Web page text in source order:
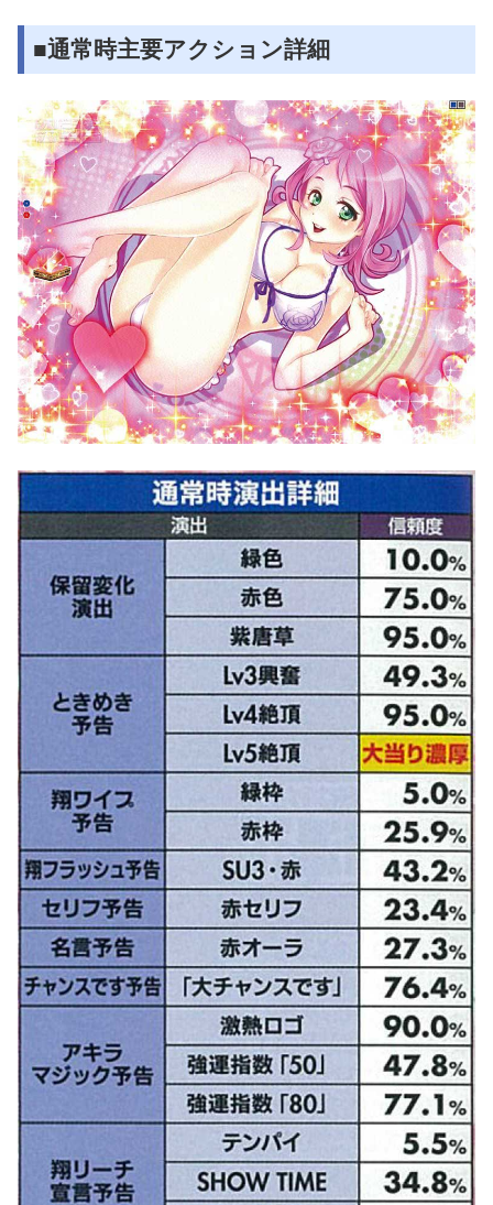
■通常時主要アクション詳細